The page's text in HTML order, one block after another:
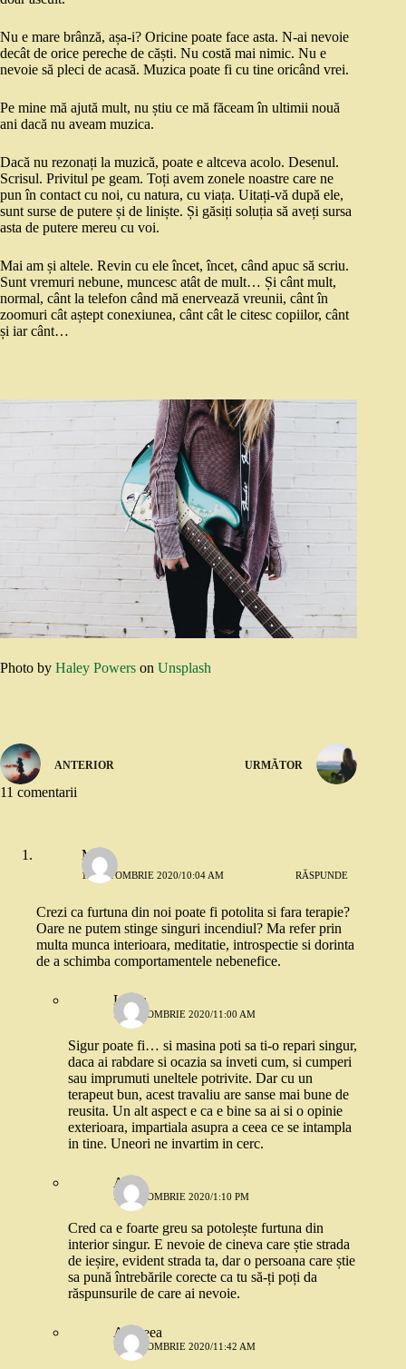
Nu e mare brânză, așa-i? Oricine poate face asta. N-ai nevoie
decât de orice pereche de căști. Nu costă mai nimic. Nu e
nevoie să pleci de acasă. Muzica poate fi cu tine oricând vrei.
Pe mine mă ajută mult, nu știu ce mă făceam în ultimii nouă
ani dacă nu aveam muzica.
Dacă nu rezonați la muzică, poate e altceva acolo. Desenul.
Scrisul. Privitul pe geam. Toți avem zonele noastre care ne
pun în contact cu noi, cu natura, cu viața. Uitați-vă după ele,
sunt surse de putere și de liniște. Și găsiți soluția să aveți sursa
asta de putere mereu cu voi.
Mai am și altele. Revin cu ele încet, încet, când apuc să scriu.
Sunt vremuri nebune, muncesc atât de mult… Și cânt mult,
normal, cânt la telefon când mă enervează vreunii, cânt în
zoomuri cât aștept conexiunea, cânt cât le citesc copiilor, cânt
și iar cânt…
Photo by Haley Powers on Unsplash
ANTERIOR URMĂTOR
11 comentarii
Mary
12 OCTOMBRIE 2020/10:04 AM RĂSPUNDE
Crezi ca furtuna din noi poate fi potolita si fara terapie?
Oare ne putem stinge singuri incendiul? Ma refer prin
multa munca interioara, meditatie, introspectie si dorinta
de a schimba comportamentele nebenefice.
Laura
12 OCTOMBRIE 2020/11:00 AM
Sigur poate fi… si masina poti sa ti-o repari singur,
daca ai rabdare si ocazia sa inveti cum, si cumperi
sau imprumuti uneltele potrivite. Dar cu un
terapeut bun, acest travaliu are sanse mai bune de
reusita. Un alt aspect e ca e bine sa ai si o opinie
exterioara, impartiala asupra a ceea ce se intampla
in tine. Uneori ne invartim in cerc.
Alina
12 OCTOMBRIE 2020/1:10 PM
Cred ca e foarte greu sa potolește furtuna din
interior singur. E nevoie de cineva care știe strada
de ieșire, evident strada ta, dar o persoana care știe
sa pună întrebările corecte ca tu să-ți poți da
răspunsurile de care ai nevoie.
Andreea
13 OCTOMBRIE 2020/11:42 AM